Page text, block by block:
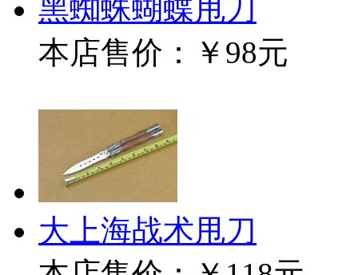
黑蜘蛛蝴蝶甩刀
本店售价：
￥98元
大上海战术甩刀